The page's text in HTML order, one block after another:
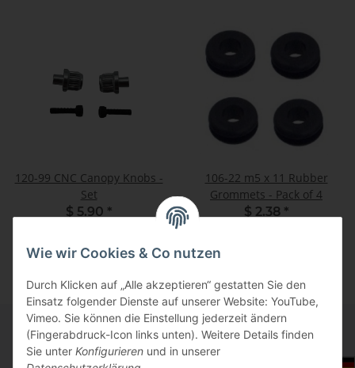
120-99 CNC Canopy Knobs -
Set
$ 5.90 *
106-22 m5 x 11 Rubber
Grommets - Pack of 4
$ 2.38 *
Informationen
Wie wir Cookies & Co nutzen
Durch Klicken auf „Alle akzeptieren“ gestatten Sie den
Einsatz folgender Dienste auf unserer Website: YouTube,
Vimeo. Sie können die Einstellung jederzeit ändern
(Fingerabdruck-Icon links unten). Weitere Details finden
Sie unter Konfigurieren und in unserer